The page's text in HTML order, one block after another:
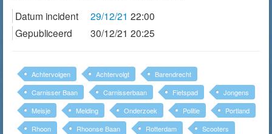
Datum incident
29/12/21 22:00
Gepubliceerd
30/12/21 20:25
Achtervolgen Achtervolgt
Barendrecht
Carnisser Baan
Carnisserbaan Fietspad
Jongens
Meisje
Melding Onderzoek Politie
Portland
Rhoon
Rhoonse Baan Rotterdam
Scooters